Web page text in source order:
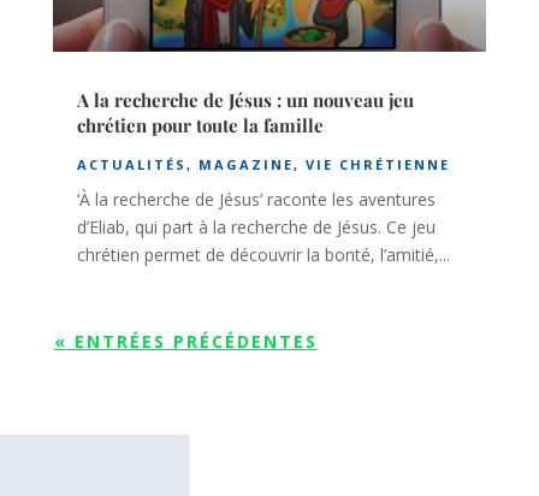
A la recherche de Jésus : un nouveau jeu
chrétien pour toute la famille
ACTUALITÉS , MAGAZINE, VIE CHRÉTIENNE
‘À la recherche de Jésus’ raconte les aventures
d’Eliab, qui part à la recherche de Jésus. Ce jeu
chrétien permet de découvrir la bonté, l’amitié,...
« ENTRÉES PRÉCÉDENTES